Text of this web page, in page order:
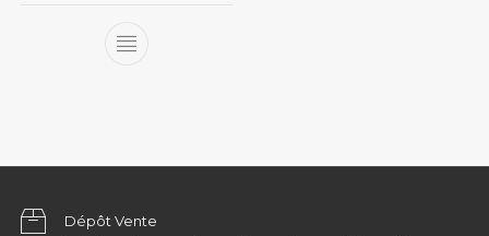
Dépôt Vente